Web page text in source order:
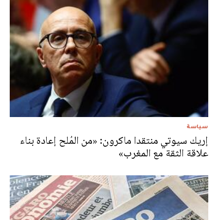
سياسة
إريك سيوتي منتقدا ماكرون: «من المُلح إعادة بناء
علاقة الثقة مع المغرب»